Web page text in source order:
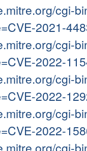
cgi-
2021-
cgi-
2022-
cgi-
2022-
cgi-
2022-